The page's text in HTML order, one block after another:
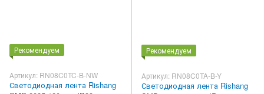
Рекомендуем
Артикул: RN08C0TC-B-NW
Светодиодная лента Rishang
Рекомендуем
Артикул: RN08C0TA-B-Y
Светодиодная лента Rishang